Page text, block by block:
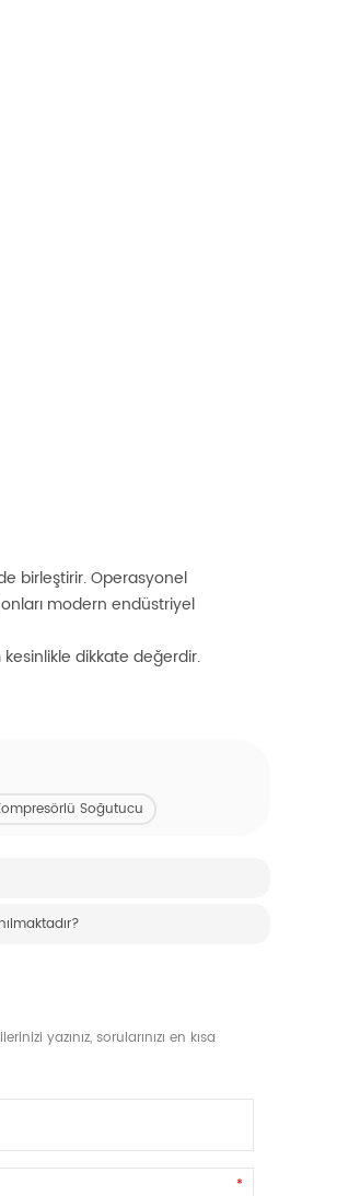
birleştirir. Operasyonel
modern endüstriyel
dikkate değerdir.
Soğutucu
yazınız, sorularınızı en kısa